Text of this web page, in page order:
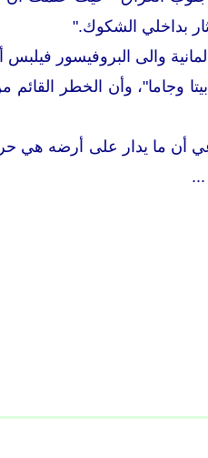
أثار بداخلي الشكوك."
والى البروفيسور فيلبس
وجاما"، وأن الخطر
أن ما يدار على أرضه
...